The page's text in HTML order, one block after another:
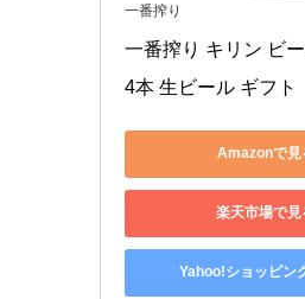
一番搾り
一番搾り キリン ビ
4本 生ビール ギフト
Amazonで見
楽天市場で見
Yahoo!ショッピン